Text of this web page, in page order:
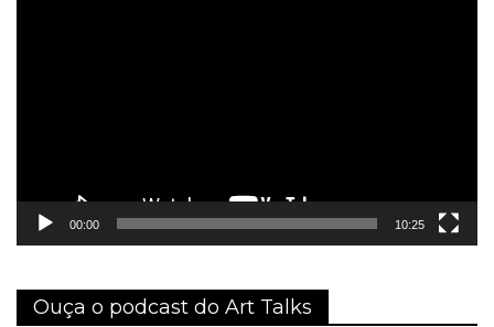
00:00 10:25
Ouça o podcast do Art Talks